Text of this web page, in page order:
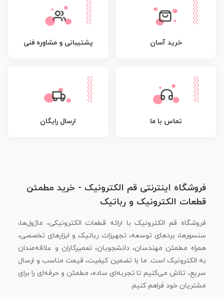
خرید آسان پشتیبانی و مشاوره فنی
تماس با ما ارسال رایگان
فروشگاه اینترنتی قم الکترونیک - خرید مطمئن
قطعات الکترونیک و رباتیک
فروشگاه قم الکترونیک با ارائه قطعات الکترونیکی، ماژول‌ها،
سنسورها، بردهای توسعه، تجهیزات رباتیک و ابزارهای تخصصی،
همراه مطمئن مهندسان، دانشجویان، تعمیرکاران و علاقه‌مندان
به الکترونیک است. ما با تضمین کیفیت، قیمت مناسب و ارسال
سریع، تلاش می‌کنیم تا تجربه‌ای ساده، مطمئن و حرفه‌ای را برای
مشتریان خود فراهم کنیم.